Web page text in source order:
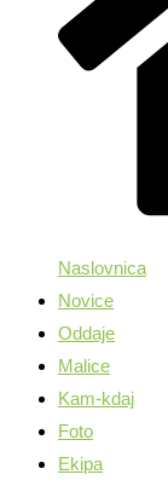
Naslovnica
Novice
Oddaje
Malice
Kam-kdaj
Foto
Ekipa